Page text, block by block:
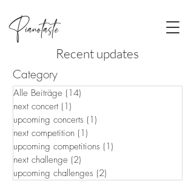
Pianotaste
Recent updates
Category
Alle Beiträge (14)
next concert (1)
upcoming concerts (1)
next competition (1)
upcoming competitions (1)
next challenge (2)
upcoming challenges (2)